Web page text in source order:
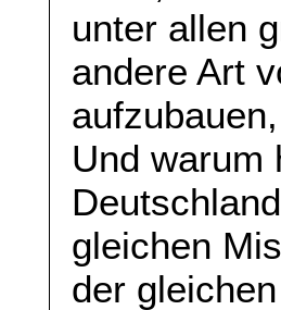
unter allen
andere Art
Und warum
gleichen
der